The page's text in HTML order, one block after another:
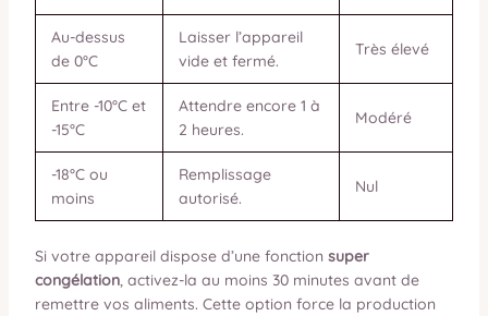
Au-dessus
de 0°C
Laisser l’appareil
vide et fermé.
Très élevé
Entre -10°C et
-15°C
Attendre encore 1 à
2 heures.
Modéré
-18°C ou
moins
Remplissage
autorisé.
Nul
Si votre appareil dispose d’une fonction super
congélation, activez-la au moins 30 minutes avant de
remettre vos aliments. Cette option force la production